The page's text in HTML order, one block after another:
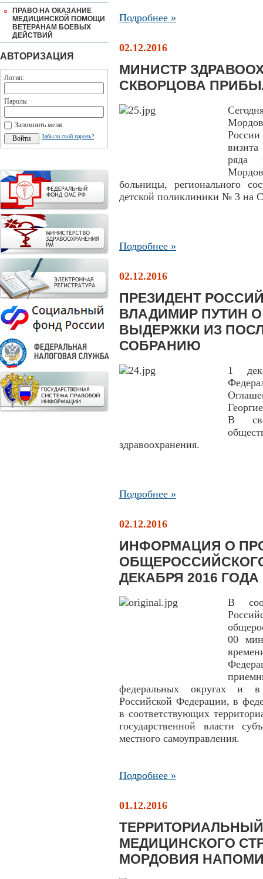
ПРАВО НА ОКАЗАНИЕ
МЕДИЦИНСКОЙ ПОМОЩИ
ВЕТЕРАНАМ БОЕВЫХ
ДЕЙСТВИЙ
АВТОРИЗАЦИЯ
Логин:
Пароль:
Запомнить меня
Забыли свой пароль?
Подробнее »
02.12.2016
МИНИСТР
СКВОРЦОВА
ряда
больницы, регионального
детской поликлиники № 3 на
Подробнее »
02.12.2016
ПРЕЗИДЕНТ
ВЛАДИМИР ПУТИН
ВЫДЕРЖКИ ИЗ
СОБРАНИЮ
1
В
здравоохранения.
Подробнее »
02.12.2016
ИНФОРМАЦИЯ О
ДЕКАБРЯ 2016 ГОДА
В
00
федеральных округах и в
Российской Федерации, в
в соответствующих
государственной власти
местного самоуправления.
Подробнее »
01.12.2016
МЕДИЦИНСКОГО
МОРДОВИЯ